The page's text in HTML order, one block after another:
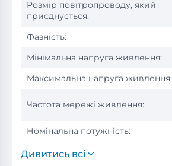
Розмір повітропроводу, який
приєднується:
Фазність:
Мінімальна напруга живлення:
Максимальна напруга живлення:
Частота мережі живлення:
Номінальна потужність:
Дивитись всі